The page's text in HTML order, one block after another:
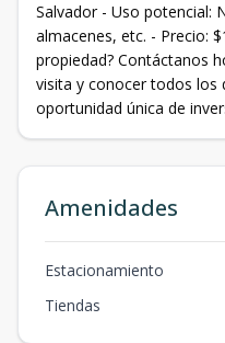
Salvador - Uso potencial:
almacenes, etc. - Precio:
propiedad? Contáctanos
visita y conocer todos los
oportunidad única de
Amenidades
Estacionamiento
Tiendas